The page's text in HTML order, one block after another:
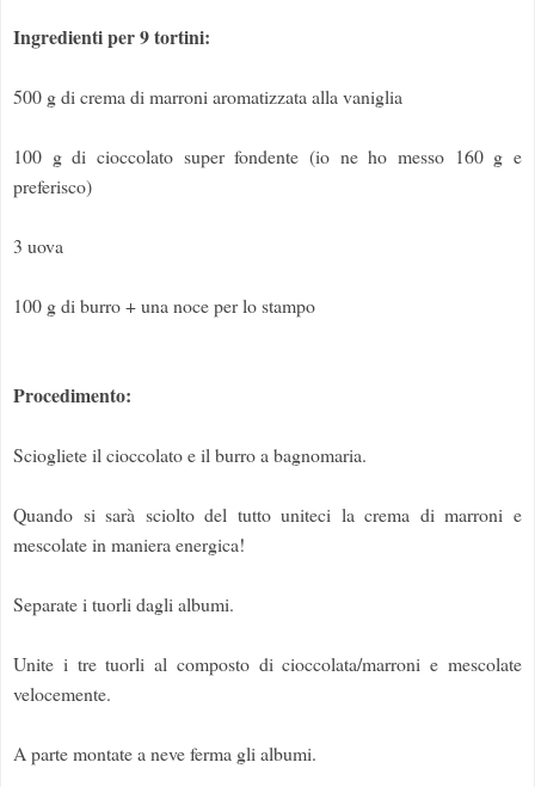
Ingredienti per 9 tortini:
500 g di crema di marroni aromatizzata alla vaniglia
100 g di cioccolato super fondente (io ne ho messo 160 g e
preferisco)
3 uova
100 g di burro + una noce per lo stampo
Procedimento:
Sciogliete il cioccolato e il burro a bagnomaria.
Quando si sarà sciolto del tutto uniteci la crema di marroni e
mescolate in maniera energica!
Separate i tuorli dagli albumi.
Unite i tre tuorli al composto di cioccolata/marroni e mescolate
velocemente.
A parte montate a neve ferma gli albumi.